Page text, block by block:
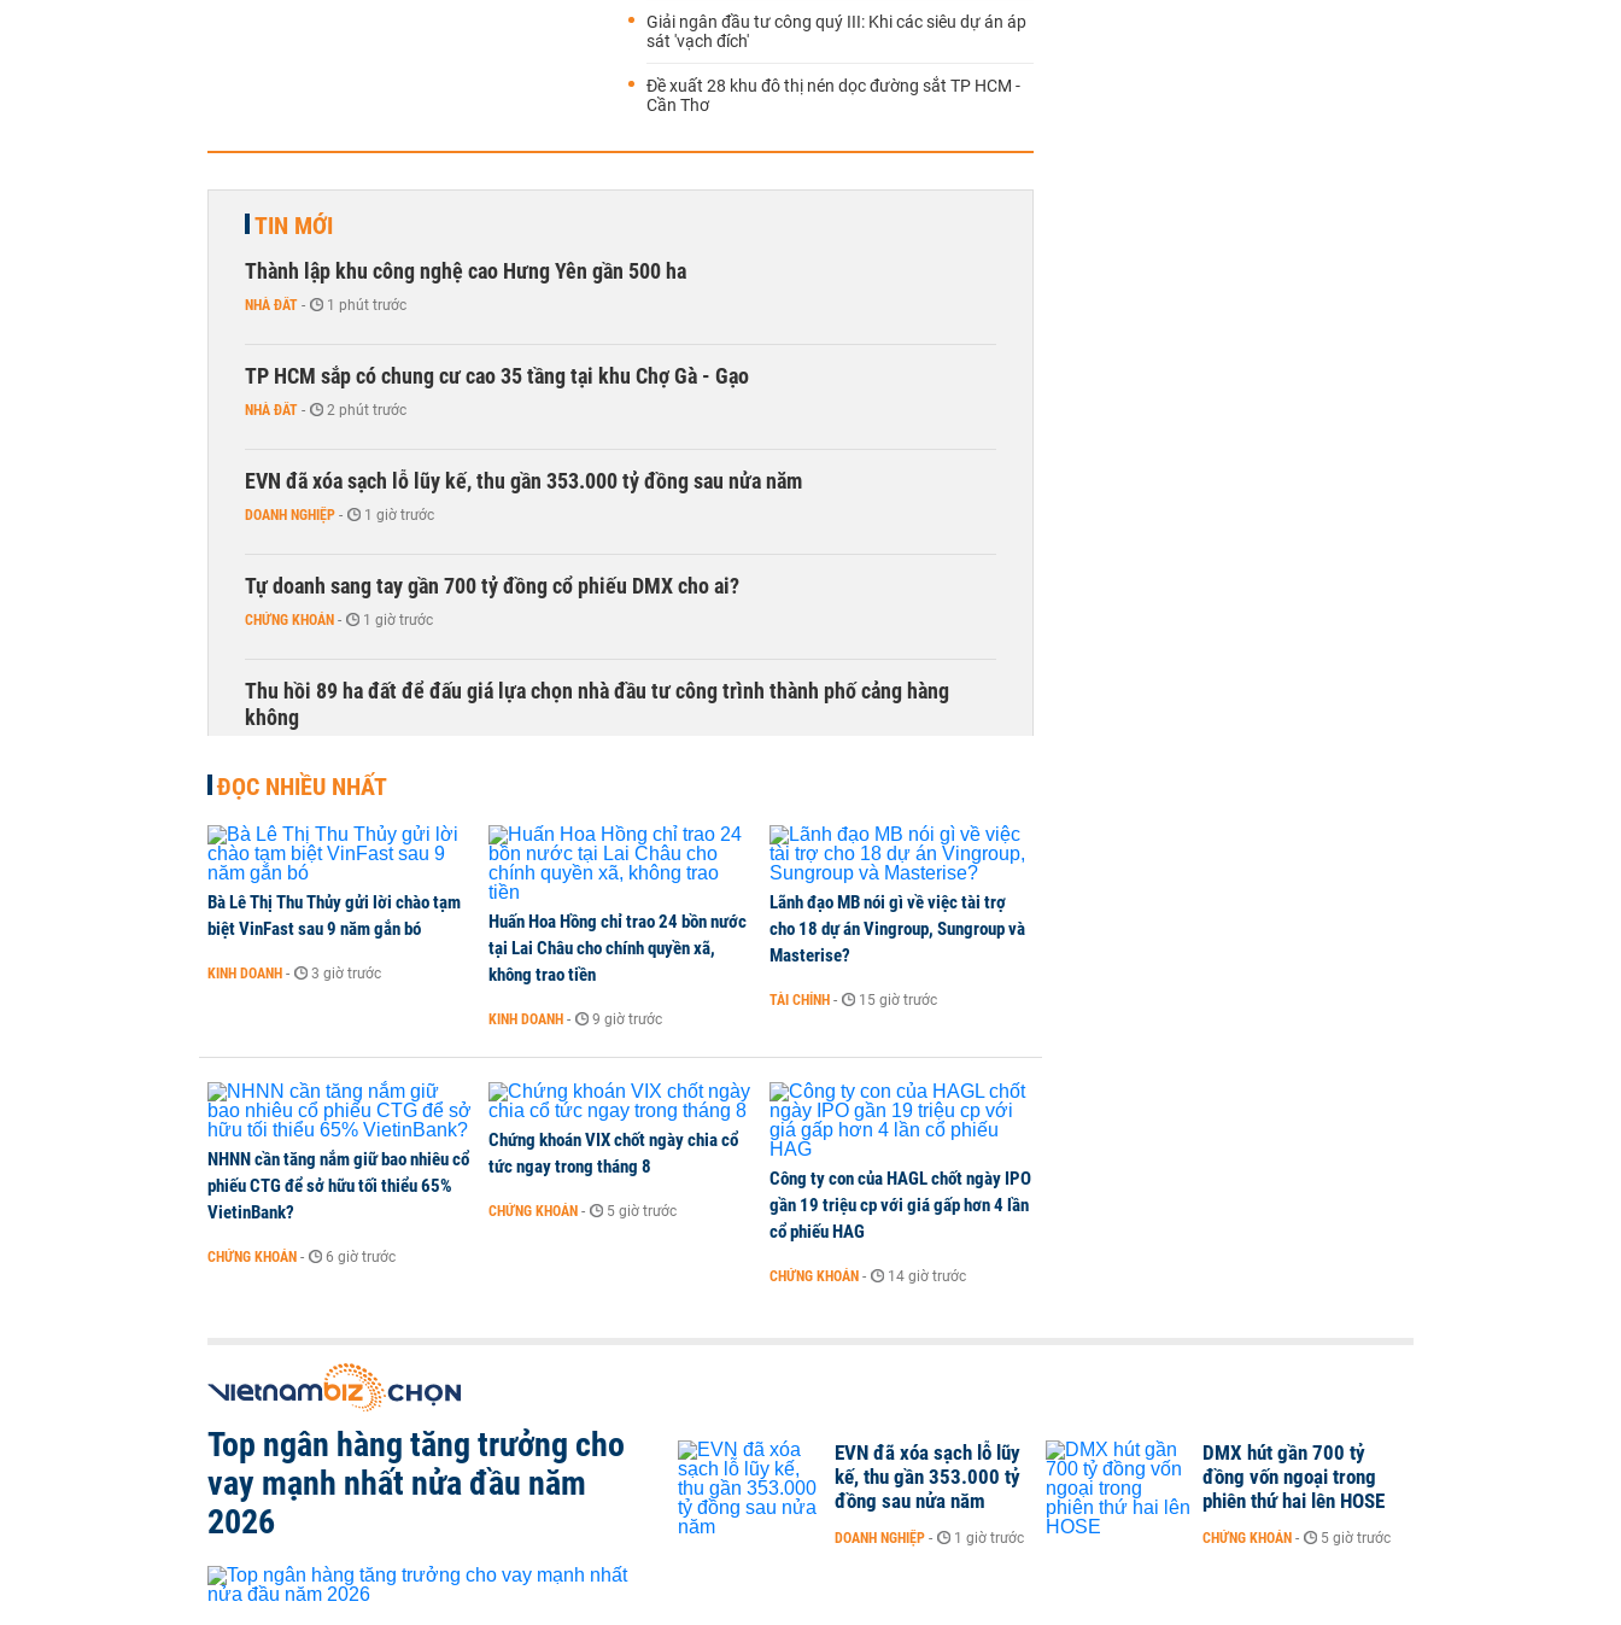
Giải ngân đầu tư công quý III: Khi các siêu dự án áp
sát 'vạch đích'
Đề xuất 28 khu đô thị nén dọc đường sắt TP HCM -
Cần Thơ
TIN MỚI
Thành lập khu công nghệ cao Hưng Yên gần 500 ha
NHÀ ĐẤT - 1 phút trước
TP HCM sắp có chung cư cao 35 tầng tại khu Chợ Gà - Gạo
NHÀ ĐẤT - 2 phút trước
EVN đã xóa sạch lỗ lũy kế, thu gần 353.000 tỷ đồng sau nửa năm
DOANH NGHIỆP - 1 giờ trước
Tự doanh sang tay gần 700 tỷ đồng cổ phiếu DMX cho ai?
CHỨNG KHOÁN - 1 giờ trước
Thu hồi 89 ha đất để đấu giá lựa chọn nhà đầu tư công trình thành phố cảng hàng
không
Dòng tiền ngoại bất ngờ trở lại TTCK, ai đã mua vào?
CHỨNG KHOÁN 2 giờ trước
Kiến nghị đưa người bán hàng online, lao động công trình đóng BHXH bắt buộc
TikToker Khánh Sky, Vua Quạt, Hồ Văn Khoa bị khởi tố
ĐỌC NHIỀU NHẤT
Bà Lê Thị Thu Thủy gửi lời chào tạm
biệt VinFast sau 9 năm gắn bó
KINH DOANH - 3 giờ trước
Huấn Hoa Hồng chỉ trao 24 bồn nước
tại Lai Châu cho chính quyền xã,
không trao tiền
KINH DOANH - 9 giờ trước
Lãnh đạo MB nói gì về việc tài trợ
cho 18 dự án Vingroup, Sungroup và
Masterise?
TÀI CHÍNH - 15 giờ trước
NHNN cần tăng nắm giữ bao nhiêu cổ
phiếu CTG để sở hữu tối thiểu 65%
VietinBank?
CHỨNG KHOÁN - 6 giờ trước
Chứng khoán VIX chốt ngày chia cổ
tức ngay trong tháng 8
CHỨNG KHOÁN - 5 giờ trước
Công ty con của HAGL chốt ngày IPO
gần 19 triệu cp với giá gấp hơn 4 lần
cổ phiếu HAG
CHỨNG KHOÁN - 14 giờ trước
Top ngân hàng tăng trưởng cho
vay mạnh nhất nửa đầu năm
2026
EVN đã xóa sạch lỗ lũy
kế, thu gần 353.000 tỷ
đồng sau nửa năm
DOANH NGHIỆP - 1 giờ trước
DMX hút gần 700 tỷ
đồng vốn ngoại trong
phiên thứ hai lên HOSE
CHỨNG KHOÁN - 5 giờ trước